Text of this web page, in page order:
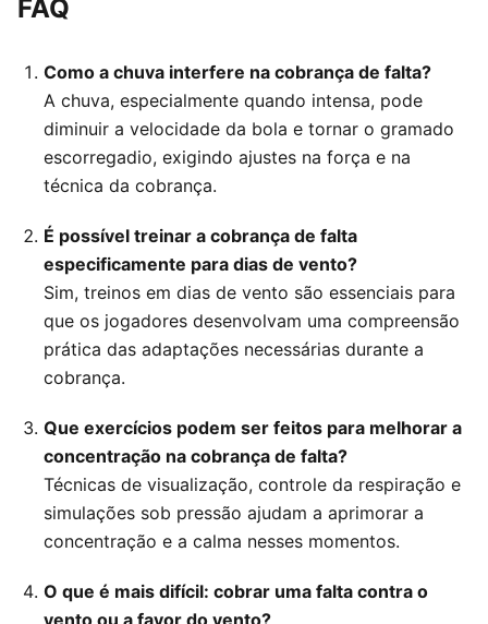
FAQ
Como a chuva interfere na cobrança de falta?
A chuva, especialmente quando intensa, pode
diminuir a velocidade da bola e tornar o gramado
escorregadio, exigindo ajustes na força e na
técnica da cobrança.
É possível treinar a cobrança de falta
especificamente para dias de vento?
Sim, treinos em dias de vento são essenciais para
que os jogadores desenvolvam uma compreensão
prática das adaptações necessárias durante a
cobrança.
Que exercícios podem ser feitos para melhorar a
concentração na cobrança de falta?
Técnicas de visualização, controle da respiração e
simulações sob pressão ajudam a aprimorar a
concentração e a calma nesses momentos.
O que é mais difícil: cobrar uma falta contra o